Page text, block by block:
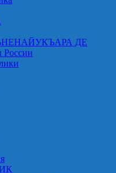
ДЕ
России